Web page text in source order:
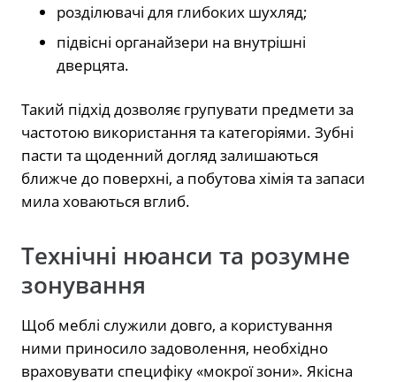
розділювачі для глибоких шухляд;
підвісні органайзери на внутрішні
дверцята.
Такий підхід дозволяє групувати предмети за
частотою використання та категоріями. Зубні
пасти та щоденний догляд залишаються
ближче до поверхні, а побутова хімія та запаси
мила ховаються вглиб.
Технічні нюанси та розумне
зонування
Щоб меблі служили довго, а користування
ними приносило задоволення, необхідно
враховувати специфіку «мокрої зони». Якісна